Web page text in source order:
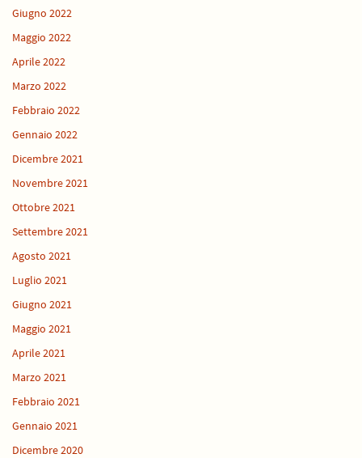
Giugno 2022
Maggio 2022
Aprile 2022
Marzo 2022
Febbraio 2022
Gennaio 2022
Dicembre 2021
Novembre 2021
Ottobre 2021
Settembre 2021
Agosto 2021
Luglio 2021
Giugno 2021
Maggio 2021
Aprile 2021
Marzo 2021
Febbraio 2021
Gennaio 2021
Dicembre 2020